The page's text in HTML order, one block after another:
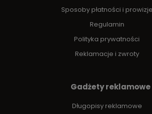
Sposoby płatności i prowizje
Regulamin
Polityka prywatności
Reklamacje i zwroty
Gadżety reklamowe
Długopisy reklamowe